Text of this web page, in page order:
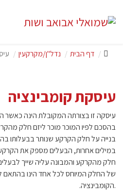
דף הבית נדל"ן/מקרקעין
עיסקת קומבינציה
עיסקה זו בצורתה המקובלת הינה
בהסכם לפיו המוכר מוכר ליזם חלק
בנייה על חלק הקרקע שנותר בבעלותו
במילים אחרות, הבעלים מספק את
חלק מהקרקע והמבונה עליה שייך
של החלק המיוחס לכל אחד הינו בהתאם
.הקומבינציה.